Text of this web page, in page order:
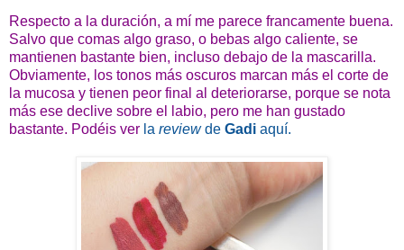
Respecto a la duración, a mí me parece francamente buena.
Salvo que comas algo graso, o bebas algo caliente, se
mantienen bastante bien, incluso debajo de la mascarilla.
Obviamente, los tonos más oscuros marcan más el corte de
la mucosa y tienen peor final al deteriorarse, porque se nota
más ese declive sobre el labio, pero me han gustado
bastante. Podéis ver la reviewde Gadi aquí.